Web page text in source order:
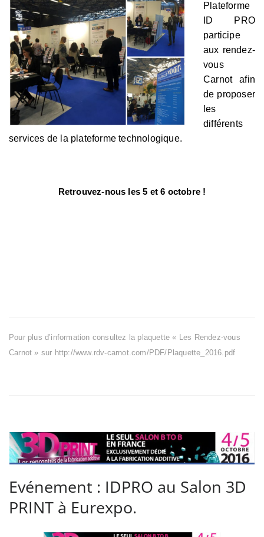
Plateforme
ID PRO
participe
aux rendez-
vous
Carnot afin
de proposer
les
différents
services de la plateforme technologique.
Retrouvez-nous les 5 et 6 octobre !
Pour plus d’information consultez la plaquette « Les Rendez-vous
Carnot » sur http://www.rdv-carnot.com/PDF/Plaquette_2016.pdf
Evénement : IDPRO au Salon 3D
PRINT à Eurexpo.